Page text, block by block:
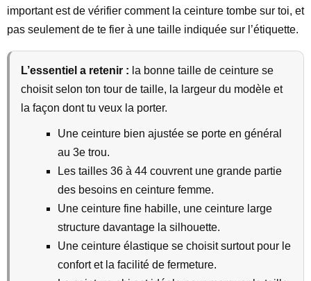
important est de vérifier comment la ceinture tombe sur toi, et
pas seulement de te fier à une taille indiquée sur l’étiquette.
L’essentiel a retenir : la bonne taille de ceinture se
choisit selon ton tour de taille, la largeur du modèle et
la façon dont tu veux la porter.
Une ceinture bien ajustée se porte en général
au 3e trou.
Les tailles 36 à 44 couvrent une grande partie
des besoins en ceinture femme.
Une ceinture fine habille, une ceinture large
structure davantage la silhouette.
Une ceinture élastique se choisit surtout pour le
confort et la facilité de fermeture.